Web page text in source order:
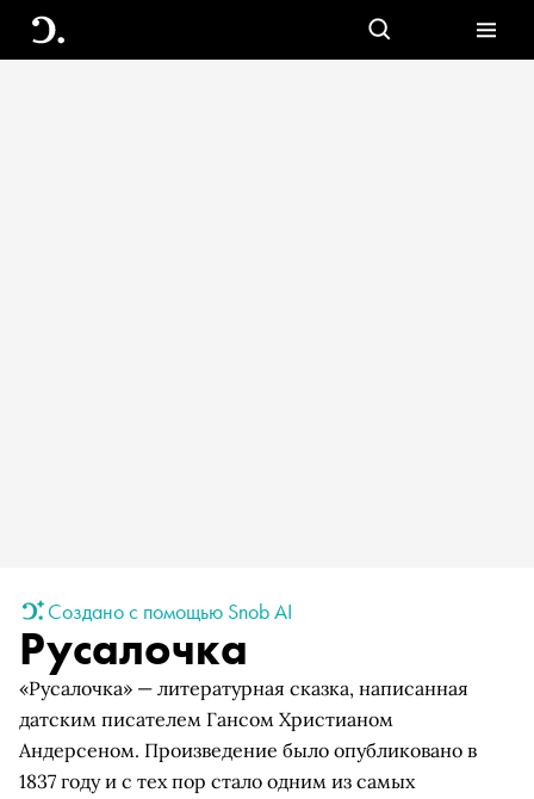
Создано с помощью Snob AI
Русалочка
«Русалочка» — литературная сказка, написанная
датским писателем Гансом Христианом
Андерсеном. Произведение было опубликовано в
1837 году и с тех пор стало одним из самых